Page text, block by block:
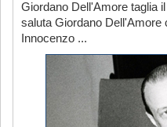
Giordano Dell'Amore taglia
saluta Giordano Dell'Amore
Innocenzo ...